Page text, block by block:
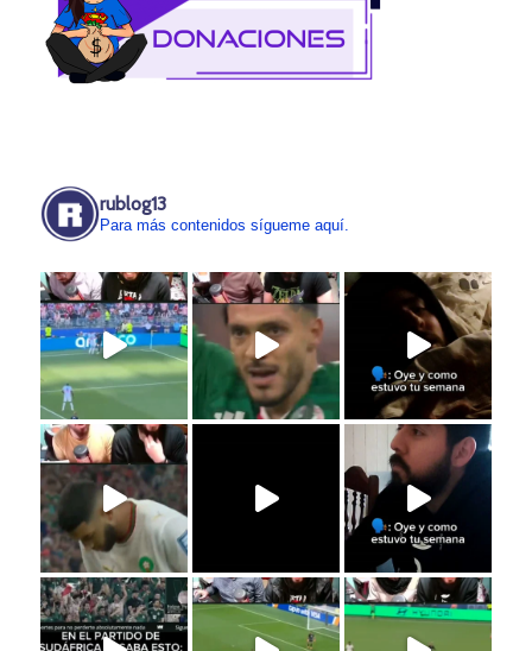
rublog13
Para más contenidos sígueme aquí.